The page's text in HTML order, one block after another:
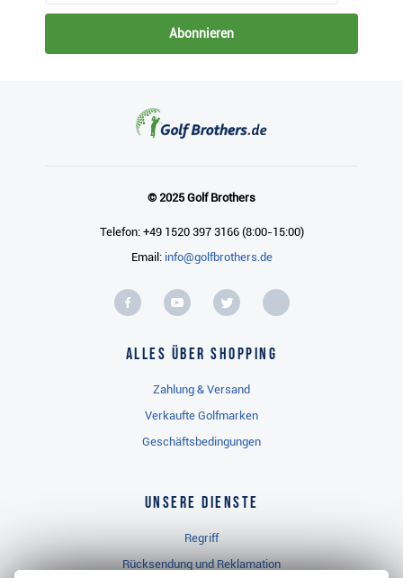
Abonnieren
© 2025 Golf Brothers
Telefon: +49 1520 397 3166 (8:00-15:00)
Email: info@golfbrothers.de
Alles über Shopping
Zahlung & Versand
Verkaufte Golfmarken
Geschäftsbedingungen
Unsere Dienste
Regriff
Rücksendung und Reklamation